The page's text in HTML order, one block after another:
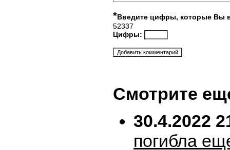
*Введите цифры, которые Вы
52337
Цифры:
Смотрите
30.4.2022
погибла